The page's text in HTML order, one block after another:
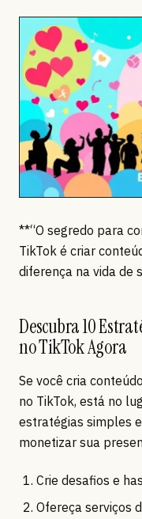
**“O segredo para
TikTok é criar
diferença na vida de
Descubra 10
no TikTok Agora
Se você cria
no TikTok, está no
estratégias simples
monetizar sua
Crie desafios e
Ofereça serviços